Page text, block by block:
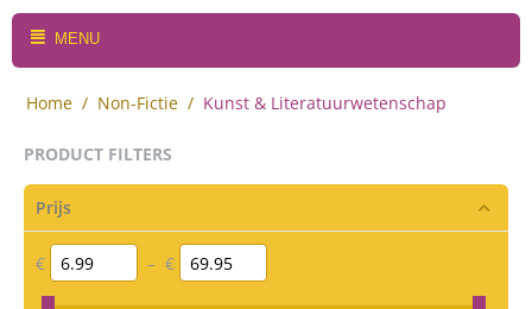
MENU
Home / Non-Fictie / Kunst & Literatuurwetenschap
PRODUCT FILTERS
Prijs
€ – €